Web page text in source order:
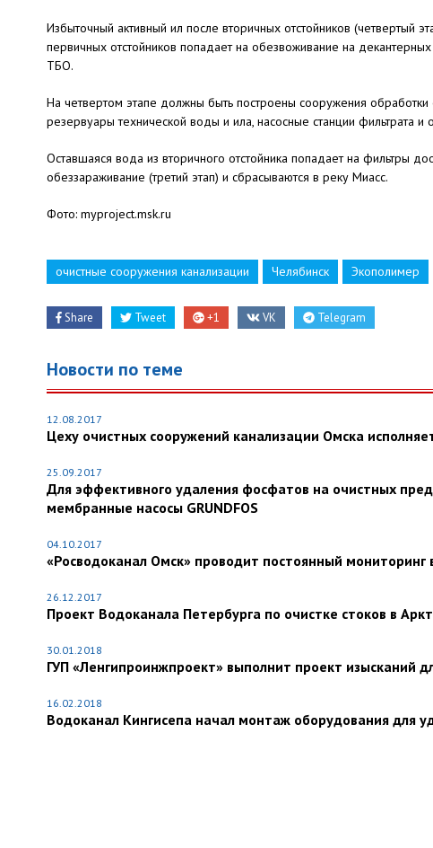
Избыточный активный ил после вторичных отстойников (четвертый
первичных отстойников попадает на обезвоживание на
ТБО.
На четвертом этапе должны быть построены сооружения
резервуары технической воды и ила, насосные станции фильтрата и
Оставшаяся вода из вторичного отстойника попадает на фильтры
обеззараживание (третий этап) и сбрасываются в реку Миасс.
Фото: myproject.msk.ru
очистные сооружения канализации Челябинск Экополимер
Share Tweet +1 VK Telegram
Новости по теме
12.08.2017
Цеху очистных сооружений канализации Омска
25.09.2017
Для эффективного удаления фосфатов на очистных
мембранные насосы GRUNDFOS
04.10.2017
«Росводоканал Омск» проводит постоянный
26.12.2017
Проект Водоканала Петербурга по очистке стоков в
30.01.2018
ГУП «Ленгипроинжпроект» выполнит проект изысканий
16.02.2018
Водоканал Кингисепа начал монтаж оборудования для